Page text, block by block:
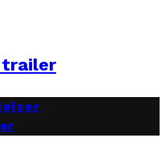
trailer